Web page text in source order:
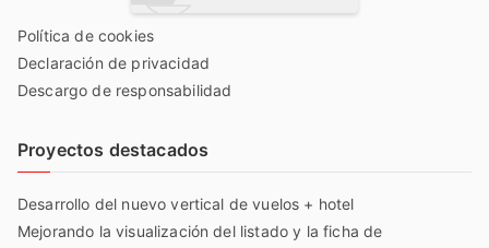
Política de cookies
Declaración de privacidad
Descargo de responsabilidad
Proyectos destacados
Desarrollo del nuevo vertical de vuelos + hotel
Mejorando la visualización del listado y la ficha de